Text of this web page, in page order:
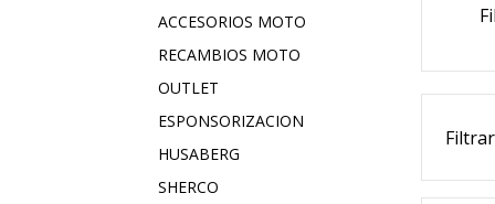
ACCESORIOS MOTO
RECAMBIOS MOTO
OUTLET
ESPONSORIZACION
HUSABERG
SHERCO